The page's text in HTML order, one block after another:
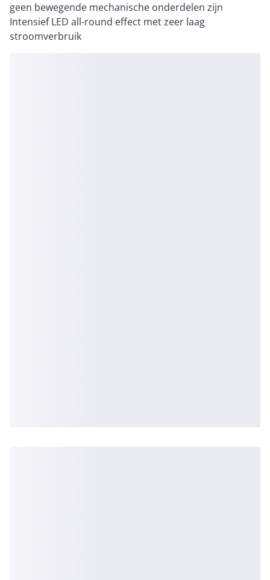
geen bewegende mechanische onderdelen zijn
Intensief LED all-round effect met zeer laag
stroomverbruik